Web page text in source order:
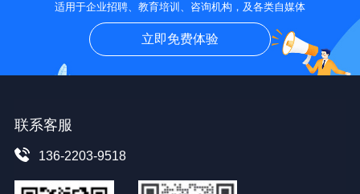
适用于企业招聘、教育培训、咨询机构，及各类自媒体
立即免费体验
联系客服
136-2203-9518